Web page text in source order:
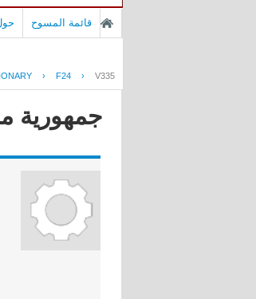
قائمة المسوح
› F24 › V335
جمهورية